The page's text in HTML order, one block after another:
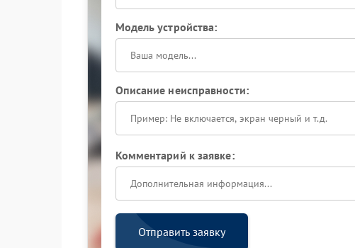
Модель устройства:
Описание неисправности:
Комментарий к заявке:
Отправить заявку